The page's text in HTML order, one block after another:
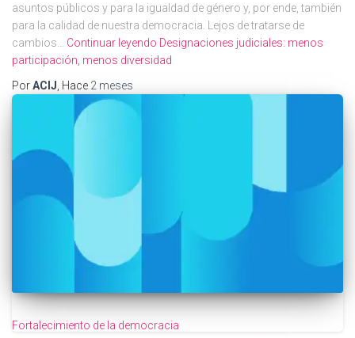
asuntos públicos y para la igualdad de género y, por ende, también
para la calidad de nuestra democracia. Lejos de tratarse de
cambios… Continuar leyendo Designaciones judiciales: menos
participación, menos diversidad
PorACIJ , Hace 2 meses
Fortalecimiento de la democracia